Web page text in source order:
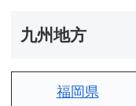
九州地方
福岡県